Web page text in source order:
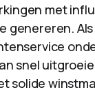
met
genereren.
snel
solide